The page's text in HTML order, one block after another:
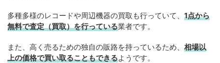
多種多様のレコードや周辺機器の買取も行っていて、 1点から
無料で査定（買取）を行っている業者です。
また、高く売るための独自の販路を持っているため、 相場以
上の価格で買い取ることもできるようです。